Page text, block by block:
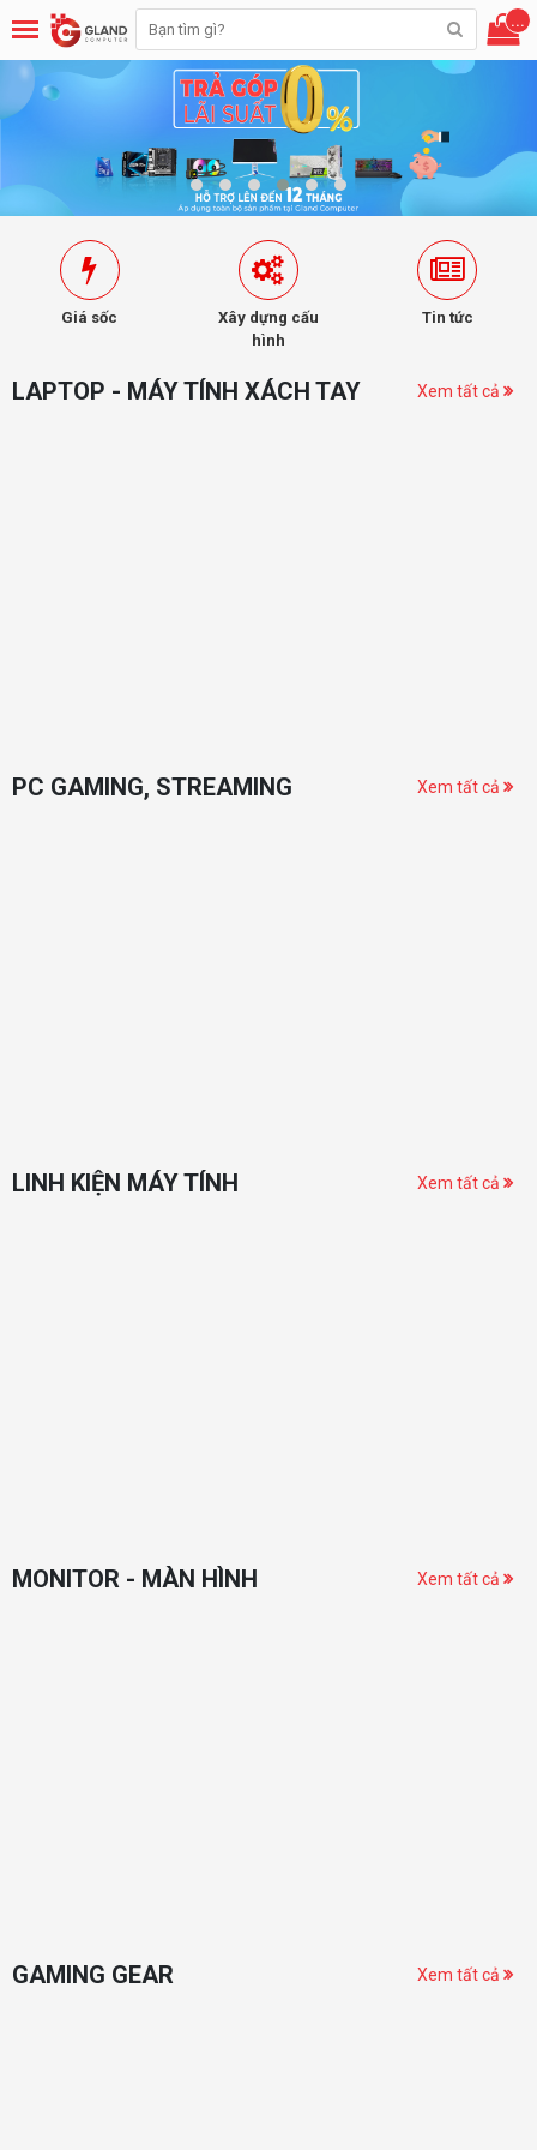
...
Giá sốc
Xây dựng cấu
hình
Tin tức
LAPTOP - MÁY TÍNH XÁCH TAY Xem tất cả
PC GAMING, STREAMING Xem tất cả
LINH KIỆN MÁY TÍNH Xem tất cả
MONITOR - MÀN HÌNH Xem tất cả
GAMING GEAR Xem tất cả